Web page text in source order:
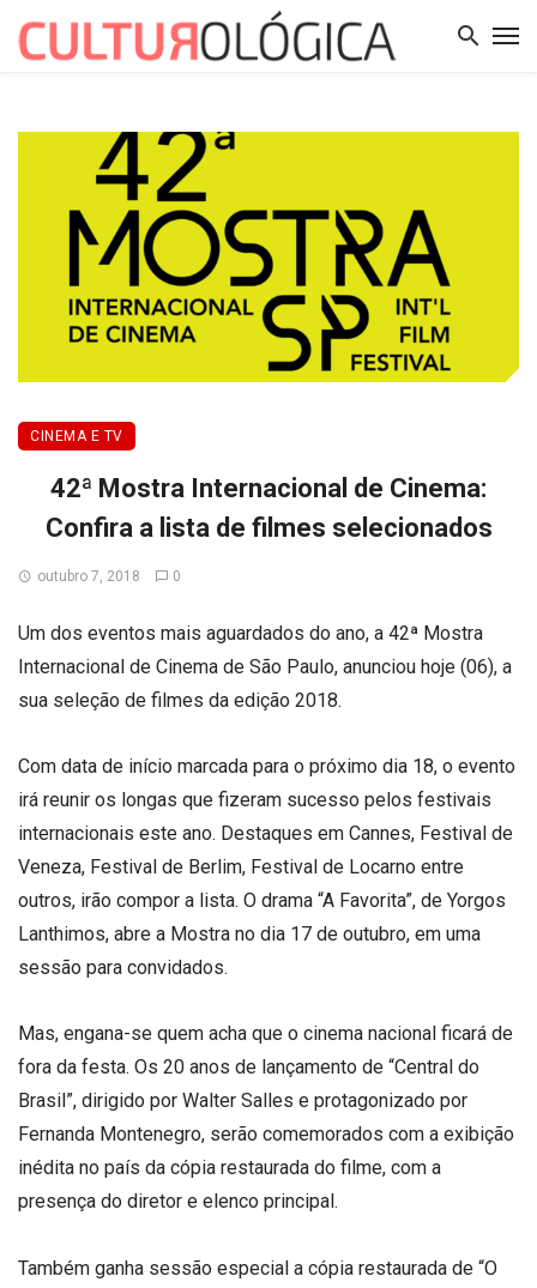
CINEMA E TV
42ª Mostra Internacional de Cinema:
Confira a lista de filmes selecionados
outubro 7, 2018 0
Um dos eventos mais aguardados do ano, a 42ª Mostra
Internacional de Cinema de São Paulo, anunciou hoje (06), a
sua seleção de filmes da edição 2018.
Com data de início marcada para o próximo dia 18, o evento
irá reunir os longas que fizeram sucesso pelos festivais
internacionais este ano. Destaques em Cannes, Festival de
Veneza, Festival de Berlim, Festival de Locarno entre
outros, irão compor a lista. O drama “A Favorita”, de Yorgos
Lanthimos, abre a Mostra no dia 17 de outubro, em uma
sessão para convidados.
Mas, engana-se quem acha que o cinema nacional ficará de
fora da festa. Os 20 anos de lançamento de “Central do
Brasil”, dirigido por Walter Salles e protagonizado por
Fernanda Montenegro, serão comemorados com a exibição
inédita no país da cópia restaurada do filme, com a
presença do diretor e elenco principal.
Também ganha sessão especial a cópia restaurada de “O